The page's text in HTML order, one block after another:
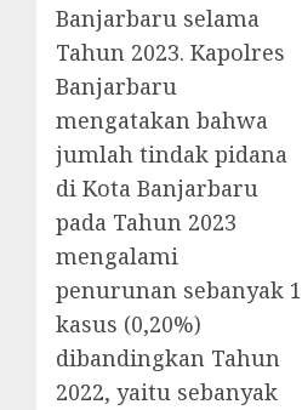
Banjarbaru selama
Tahun 2023. Kapolres
Banjarbaru
mengatakan bahwa
jumlah tindak pidana
di Kota Banjarbaru
pada Tahun 2023
mengalami
penurunan sebanyak 1
kasus (0,20%)
dibandingkan Tahun
2022, yaitu sebanyak